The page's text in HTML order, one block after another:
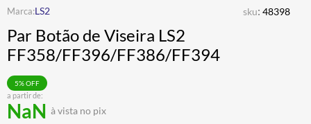
LS2 sku: 48398
Par Botão de Viseira LS2
FF358/FF396/FF386/FF394
a partir de:
NaN à vista no pix
5% OFF
4º ÓCULOS SOLAR
5 LUVA
6º BAU
7º
8 º AIROH